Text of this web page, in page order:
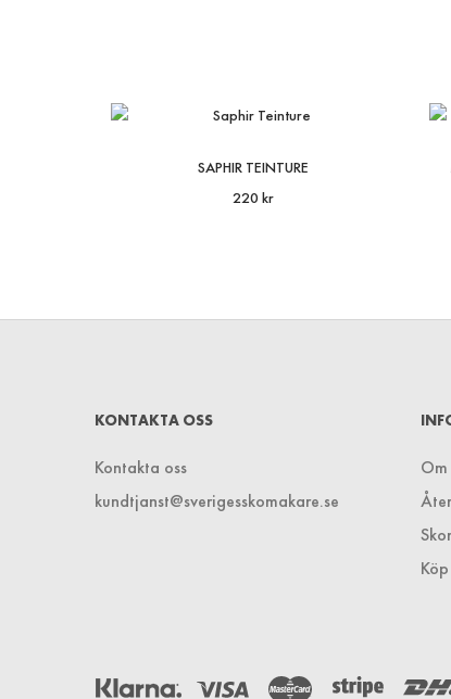
SAPHIR TEINTURE
220 kr
KONTAKTA OSS
Kontakta oss
kundtjanst@sverigesskomakare.se
Om